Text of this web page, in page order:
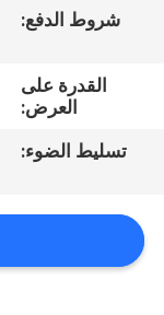
اتصل
اطلب
شروط الدفع:
القدرة على
العرض:
تسليط الضوء: